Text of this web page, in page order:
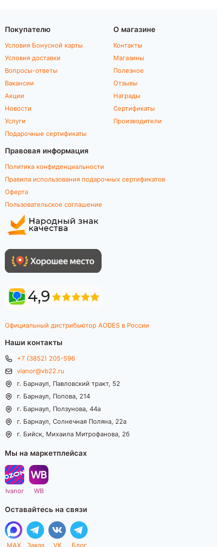
Покупателю
Условия Бонусной карты
Условия доставки
Вопросы-ответы
Вакансии
Акции
Новости
Услуги
Подарочные сертификаты
О магазине
Контакты
Магазины
Полезное
Отзывы
Награды
Сертификаты
Производители
Правовая информация
Политика конфиденциальности
Правила использования подарочных сертификатов
Оферта
Пользовательское соглашение
Официальный дистрибьютор AODES в России
Наши контакты
+7 (3852) 205-596
vianor@vb22.ru
г. Барнаул, Павловский тракт, 52
г. Барнаул, Попова, 214
г. Барнаул, Ползунова, 44а
г. Барнаул, Солнечная Поляна, 22а
г. Бийск, Михаила Митрофанова, 2б
Мы на маркетплейсах
Ivanor WB
Оставайтесь на связи
MAX Заказ VK Блог